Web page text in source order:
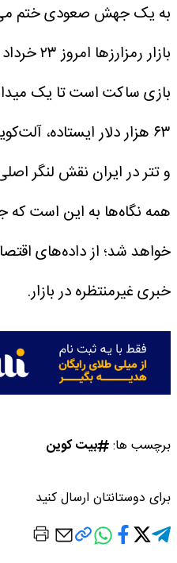
به یک جهش صعودی ختم
بازی ساکت است تا یک
۶۳ هزار دلار ایستاده،
و تتر در ایران نقش لنگر
همه نگاه‌ها به این است که
خبری غیرمنتظره در بازار.
برچسب ها: بیت کوین
برای دوستانتان ارسال کنید